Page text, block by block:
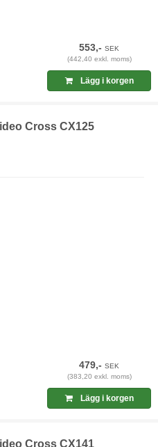
553,-SEK
(442,40 exkl. moms)
Lägg i korgen
Cross CX125
479,-SEK
(383,20 exkl. moms)
Lägg i korgen
Cross CX141